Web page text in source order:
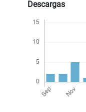
Descargas